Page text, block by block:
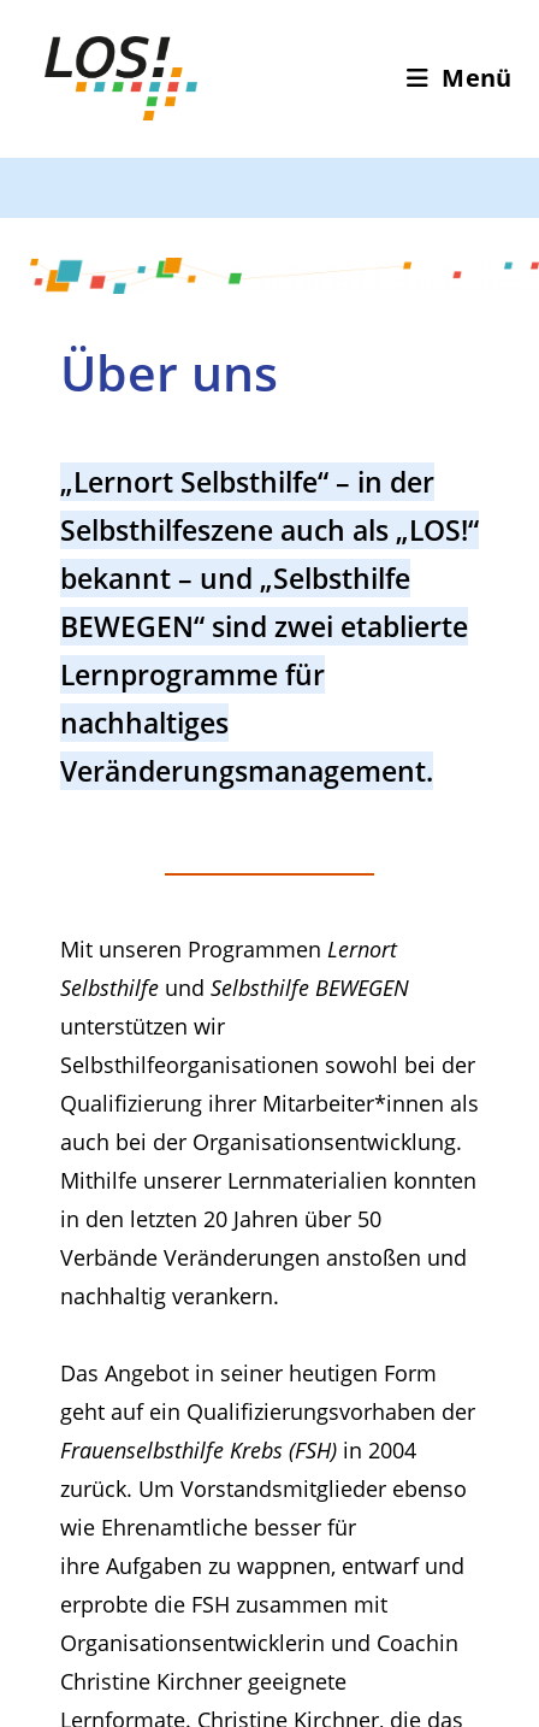
Menü
Über uns
„Lernort Selbsthilfe“ – in der
Selbsthilfeszene auch als „LOS!“
bekannt – und „Selbsthilfe
BEWEGEN“ sind zwei etablierte
Lernprogramme für
nachhaltiges
Veränderungsmanagement.
Mit unseren Programmen Lernort
Selbsthilfe und Selbsthilfe BEWEGEN
unterstützen wir
Selbsthilfeorganisationen sowohl bei der
Qualifizierung ihrer Mitarbeiter*innen als
auch bei der Organisationsentwicklung.
Mithilfe unserer Lernmaterialien konnten
in den letzten 20 Jahren über 50
Verbände Veränderungen anstoßen und
nachhaltig verankern.
Das Angebot in seiner heutigen Form
geht auf ein Qualifizierungsvorhaben der
Frauenselbsthilfe Krebs (FSH) in 2004
zurück. Um Vorstandsmitglieder ebenso
wie Ehrenamtliche besser für
ihre Aufgaben zu wappnen, entwarf und
erprobte die FSH zusammen mit
Organisationsentwicklerin und Coachin
Christine Kirchner geeignete
Lernformate. Christine Kirchner, die das